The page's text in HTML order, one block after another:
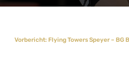
Vorbericht: Flying Towers Speyer – BG